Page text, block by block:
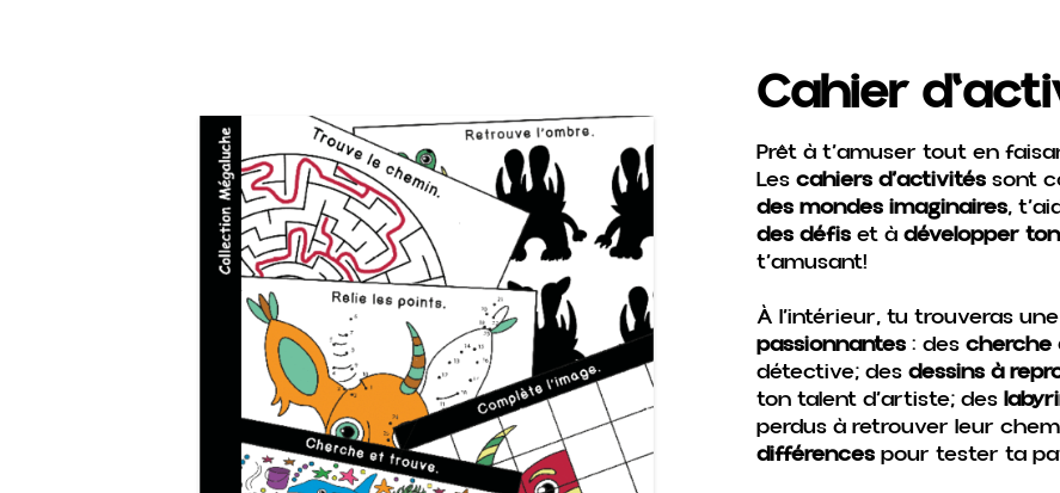
Cahier
Prêt à t’amuser tout en
Les cahiers d’activitéssont
des mondes imaginaires,
des défiset à développer
t’amusant!
À l’intérieur, tu trouveras une
passionnantes: des cherche
détective; des dessins à
ton talent d’artiste; des
perdus à retrouver leur
différencespour tester ta